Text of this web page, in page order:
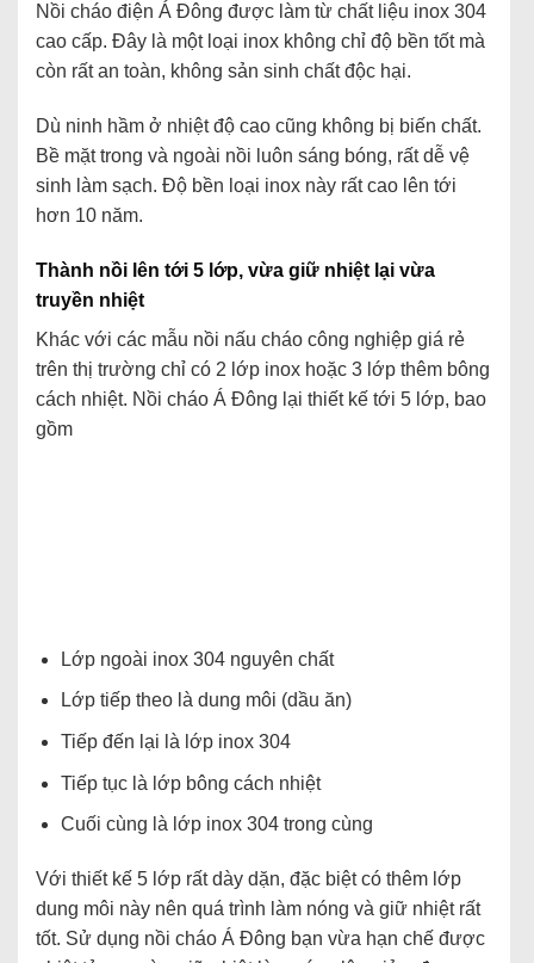
Nồi cháo điện Á Đông được làm từ chất liệu inox 304
cao cấp. Đây là một loại inox không chỉ độ bền tốt mà
còn rất an toàn, không sản sinh chất độc hại.
Dù ninh hầm ở nhiệt độ cao cũng không bị biến chất.
Bề mặt trong và ngoài nồi luôn sáng bóng, rất dễ vệ
sinh làm sạch. Độ bền loại inox này rất cao lên tới
hơn 10 năm.
Thành nồi lên tới 5 lớp, vừa giữ nhiệt lại vừa
truyền nhiệt
Khác với các mẫu nồi nấu cháo công nghiệp giá rẻ
trên thị trường chỉ có 2 lớp inox hoặc 3 lớp thêm bông
cách nhiệt. Nồi cháo Á Đông lại thiết kế tới 5 lớp, bao
gồm
Lớp ngoài inox 304 nguyên chất
Lớp tiếp theo là dung môi (dầu ăn)
Tiếp đến lại là lớp inox 304
Tiếp tục là lớp bông cách nhiệt
Cuối cùng là lớp inox 304 trong cùng
Với thiết kế 5 lớp rất dày dặn, đặc biệt có thêm lớp
dung môi này nên quá trình làm nóng và giữ nhiệt rất
tốt. Sử dụng nồi cháo Á Đông bạn vừa hạn chế được